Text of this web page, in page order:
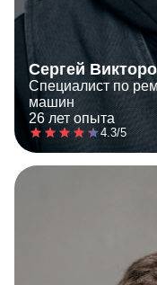
Сергей
Специалист по
машин
26 лет опыта
4.3/5